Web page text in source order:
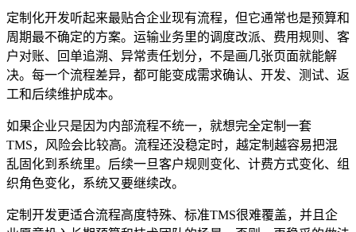
定制化开发听起来最贴合企业现有流程，但它通常也是预算和
周期最不确定的方案。运输业务里的调度改派、费用规则、客
户对账、回单追溯、异常责任划分，不是画几张页面就能解
决。每一个流程差异，都可能变成需求确认、开发、测试、返
工和后续维护成本。
如果企业只是因为内部流程不统一，就想完全定制一套
TMS，风险会比较高。流程还没稳定时，越定制越容易把混
乱固化到系统里。后续一旦客户规则变化、计费方式变化、组
织角色变化，系统又要继续改。
定制开发更适合流程高度特殊、标准TMS很难覆盖，并且企